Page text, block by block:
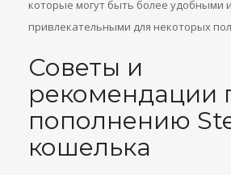
которые могут быть более удобными и
привлекательными для некоторых
Советы и
рекомендации
пополнению
кошелька